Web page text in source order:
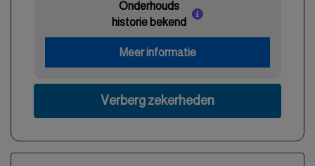
Onderhouds
historie bekend
Meer informatie
Verberg zekerheden